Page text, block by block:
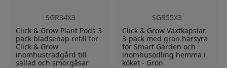
SGR34X3
Click & Grow Plant Pods 3-
pack bladsenap refill för
Click & Grow
inomhusträdgård till
sallad och smörgåsar
SGR55X3
Click & Grow Växtkapslar
3-pack med grön harsyra
för Smart Garden och
inomhusodling hemma i
köket - Grön